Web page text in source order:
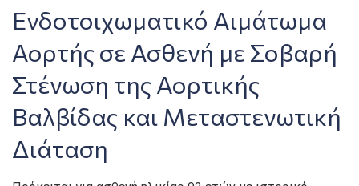
Ενδοτοιχωματικό Αιμάτωμα
Αορτής σε Ασθενή με Σοβαρή
Στένωση της Αορτικής
Βαλβίδας και Μεταστενωτική
Διάταση